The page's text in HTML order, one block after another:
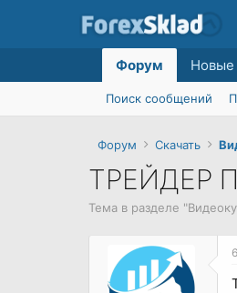
Форум Скачать
ТРЕЙДЕР
Тема в разделе "
Форум
Поиск сообщений